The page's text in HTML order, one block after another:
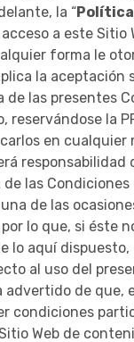
la “
acceso a este Sitio
forma le
la aceptación
de las presentes
reservándose la
en cualquier
responsabilidad
las Condiciones
de las
lo que, si éste
lo aquí dispuesto,
al uso del
advertido de que,
condiciones
Web de